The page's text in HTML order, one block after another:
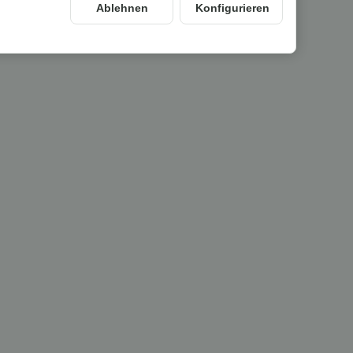
Ablehnen Konfigurieren